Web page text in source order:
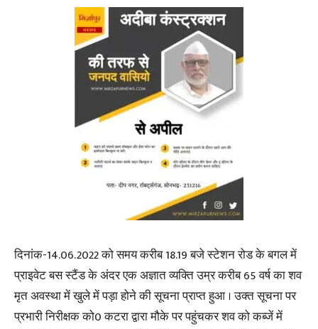
दिनांक-14.06.2022 को समय करीब 18.19 बजे स्टेशन रोड के बगल में
प्राइवेट बस स्टैंड के अंदर एक अज्ञात व्यक्ति उम्र करीब 65 वर्ष का शव
मृत अवस्था में खुले में पड़ा होने की सूचना प्राप्त हुआ । उक्त सूचना पर
प्रभारी निरीक्षक को0 कटरा द्वारा मौके पर पहुंचकर शव को कब्जें में